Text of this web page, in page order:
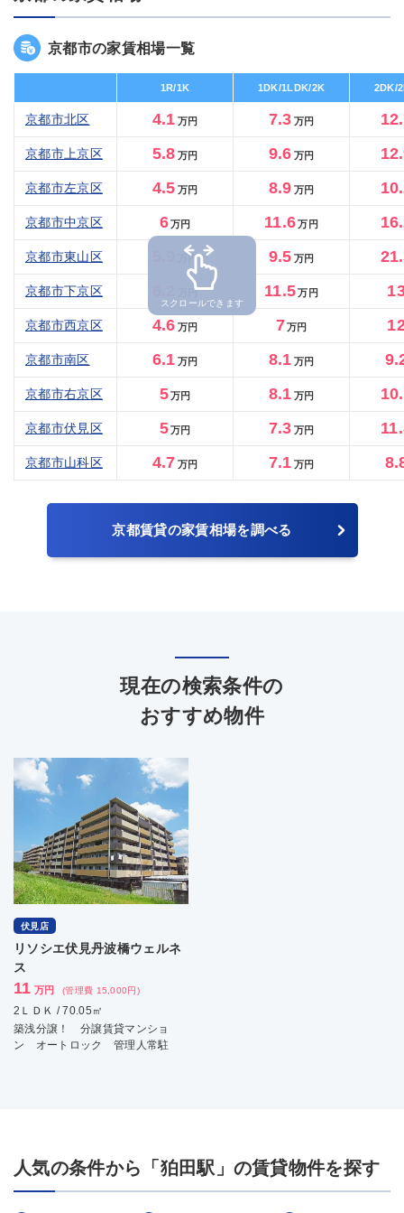
京都市の家賃相場一覧
1R/1K 1DK/1LDK/2K 2DK/
京都市北区 4.1 万円 7.3 万円
京都市上京区 5.8 万円 9.6 万円
京都市左京区 4.5 万円 8.9 万円
京都市中京区 6万円 11.6万円
京都市東山区 万円 9.5 万円
京都市下京区 万円 11.5万円
京都市西京区 4.6 万円 7万円
京都市南区 6.1 万円 8.1 万円
京都市右京区 5万円 8.1 万円
京都市伏見区 5万円 7.3 万円
京都市山科区 4.7 万円 7.1 万円
スクロールできます
京都賃貸の家賃相場を調べる
現在の検索条件の
おすすめ物件
伏見店
リソシエ伏見丹波橋ウェルネ
ス
11 万円 (管理費 15,000円)
2ＬＤＫ / 70.05㎡
築浅分譲！ 分譲賃貸マンショ
ン オートロック 管理人常駐
人気の条件から「狛田駅」の賃貸物件を探す